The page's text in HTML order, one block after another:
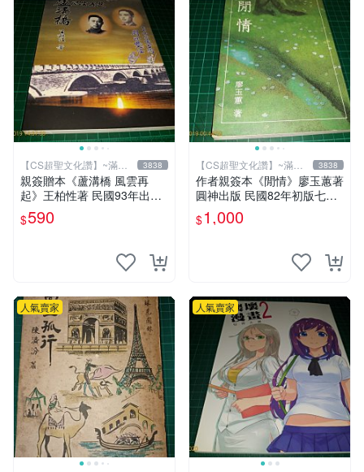
【CS超聖文化讚】~滿千
元送運
3838
親簽贈本《蘆溝橋 風雲再
起》王柏性著 民國93年出版
【CS超聖文化讚】
$590
【CS超聖文化讚】~滿千
元送運
3838
作者親簽本《閒情》廖玉蕙著
圓神出版 民國82年初版七刷
【CS超聖文化讚】
$1,000
人氣賣家 人氣賣家